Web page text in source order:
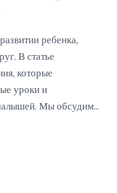
ребенка,
В статье
которые
уроки и
Мы обсудим
для детей